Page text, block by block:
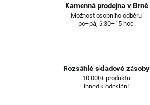
Kamenná prodejna v Brně
Možnost osobního odběru
po–pá, 6:30–15 hod.
Rozsáhlé skladové zásoby
10 000+ produktů
ihned k odeslání